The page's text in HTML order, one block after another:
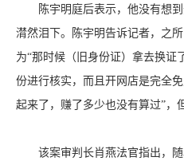
陈宇明庭后表示，他没有想到
潸然泪下。陈宇明告诉记者，之
为“那时候（旧身份证）拿去换证
份进行核实，而且开网店是完全
起来了，赚了多少也没有算过”，
该案审判长肖燕法官指出，随